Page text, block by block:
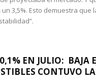
3,5%. Esto demuestra que
EN JULIO: BAJA
CONTUVO LA